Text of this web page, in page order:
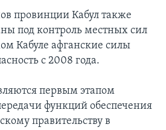
провинции Кабул также
под контроль местных сил
Кабуле афганские силы
с 2008 года.
первым этапом
функций обеспечения
правительству в